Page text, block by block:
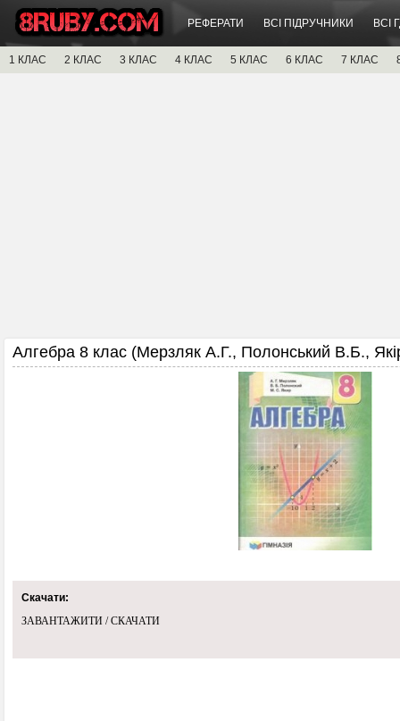
РЕФЕРАТИ ВСІ ПІДРУЧНИКИ ВСІ
1 КЛАС 2 КЛАС 3 КЛАС 4 КЛАС 5 КЛАС 6 КЛАС 7 КЛАС
Алгебра 8 клас (Мерзляк А.Г., Полонський В.Б.,
Скачати:
ЗАВАНТАЖИТИ / СКАЧАТИ